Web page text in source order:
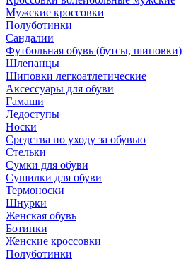
Мужские кроссовки
Полуботинки
Сандалии
Футбольная обувь (бутсы, шиповки)
Шлепанцы
Шиповки легкоатлетические
Аксессуары для обуви
Гамаши
Ледоступы
Носки
Средства по уходу за обувью
Стельки
Сумки для обуви
Сушилки для обуви
Термоноски
Шнурки
Женская обувь
Ботинки
Женские кроссовки
Полуботинки